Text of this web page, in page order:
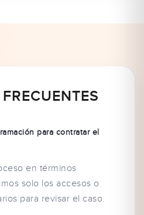
para contratar el
en términos
solo los accesos o
para revisar el caso.